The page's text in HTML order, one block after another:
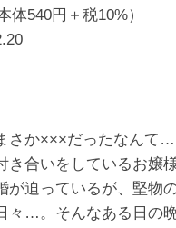
体540円＋税10%）
さか×××だったなんて
き合いをしているお嬢
が迫っているが、堅物
々…。そんなある日の